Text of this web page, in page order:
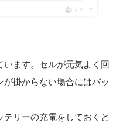
ポチップ
ます。セルが元気よく回
掛からない場合にはバッ
リーの充電をしておくと